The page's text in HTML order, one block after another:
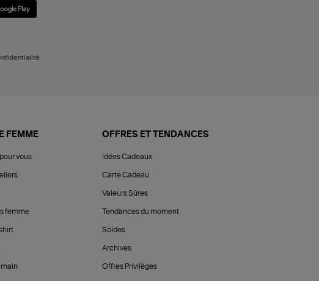
FEMME
vous
femme
main
OFFRES ET TENDANCES
Idées Cadeaux
Carte Cadeau
Valeurs Sûres
Tendances du moment
Soldes
Archives
Offres Privilèges